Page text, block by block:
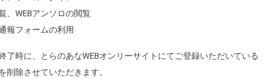
、WEBアンソロの閲覧
報フォームの利用
了時に、とらのあなWEBオンリーサイトにてご登録いただいている
削除させていただきます。